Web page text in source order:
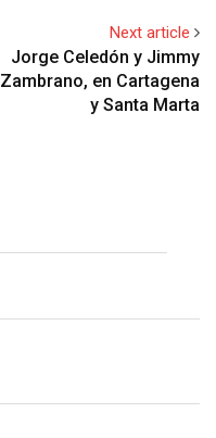
Next article
Jorge Celedón y Jimmy
Zambrano, en Cartagena
y Santa Marta